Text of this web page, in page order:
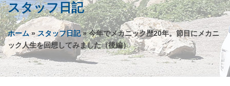
スタッフ日記
ホーム»スタッフ日記» 今年でメカニック歴20年。節目にメカニ
ック人生を回想してみました（後編）